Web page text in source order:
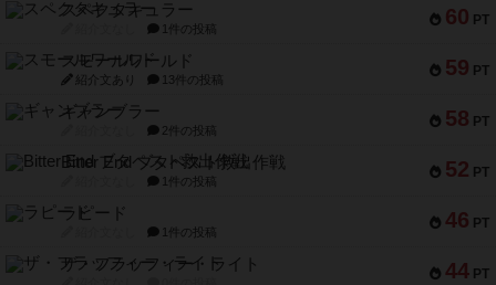
60 PT
スペクタキュラー
1件の投稿
59 PT
スモールワールド
紹介文あり 13件の投稿
58 PT
ギャンブラー
2件の投稿
52 PT
Bitter End ブタペスト救出作戦
1件の投稿
46 PT
ラピード
1件の投稿
44 PT
ザ・フラッフィー・ライト